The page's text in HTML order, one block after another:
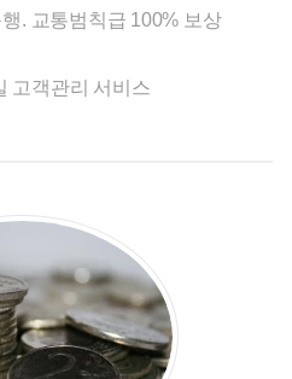
. 교통범칙급 100% 보상
고객관리 서비스